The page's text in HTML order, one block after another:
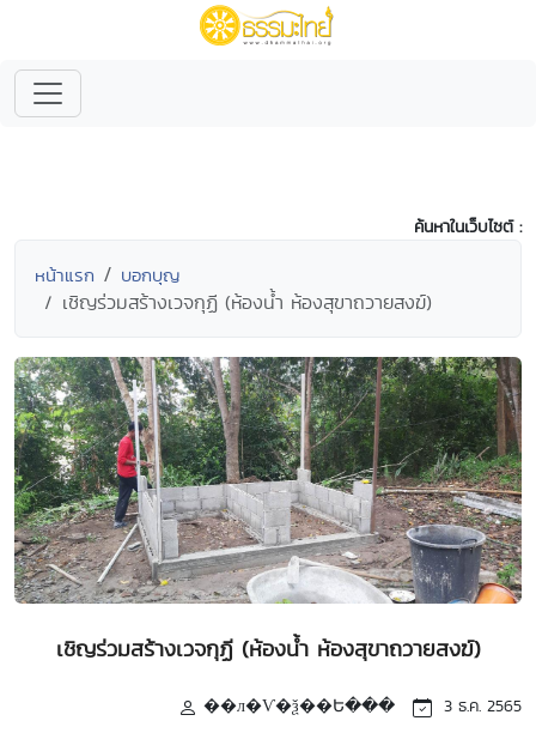
ค้นหาในเว็บไซต์ :
หน้าแรก บอกบุญ
เชิญร่วมสร้างเวจกุฏี (ห้องน้ำ ห้องสุขาถวายสงฆ์)
เชิญร่วมสร้างเวจกุฏี (ห้องน้ำ ห้องสุขาถวายสงฆ์)
��л�Ѵ�ѯ��Ե��� 3 ธ.ค. 2565